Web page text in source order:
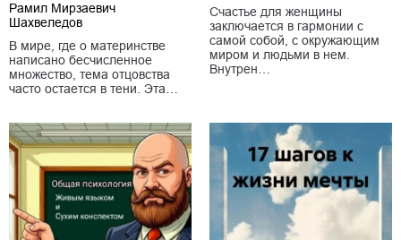
Рамил Мирзаевич
Шахвеледов
В мире, где о материнстве
написано бесчисленное
множество, тема отцовства
часто остается в тени. Эта…
Счастье для женщины
заключается в гармонии с
самой собой, с окружающим
миром и людьми в нем.
Внутрен…